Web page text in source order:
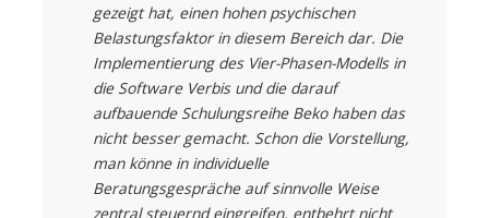
gezeigt hat, einen hohen psychischen
Belastungsfaktor in diesem Bereich dar. Die
Implementierung des Vier-Phasen-Modells in
die Software Verbis und die darauf
aufbauende Schulungsreihe Beko haben das
nicht besser gemacht. Schon die Vorstellung,
man könne in individuelle
Beratungsgespräche auf sinnvolle Weise
zentral steuernd eingreifen, entbehrt nicht